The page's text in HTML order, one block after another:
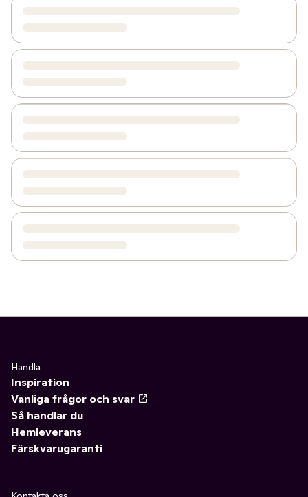
Handla
Inspiration
Vanliga frågor och svar
Så handlar du
Hemleverans
Färskvarugaranti